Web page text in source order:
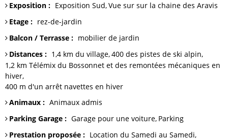
Exposition : Exposition Sud Vue sur sur la chaine des Aravis
Etage : rez-de-jardin
Balcon / Terrasse : mobilier de jardin
Distances : 1,4 km du village 400 des pistes de ski alpin
1,2 km Télémix du Bossonnet et des remontées mécaniques en
hiver
400 m d'un arrêt navettes en hiver
Animaux : Animaux admis
Parking Garage : Garage pour une voiture Parking
Prestation proposée : Location du Samedi au Samedi